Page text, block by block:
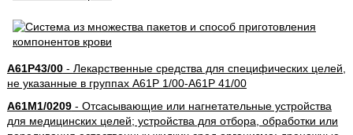
A61P43/00- Лекарственные средства для специфических целей,
не указанные в группах A61P 1/00-A61P 41/00
A61M1/0209- Отсасывающие или нагнетательные устройства
для медицинских целей; устройства для отбора, обработки или